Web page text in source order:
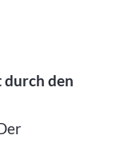
durch den